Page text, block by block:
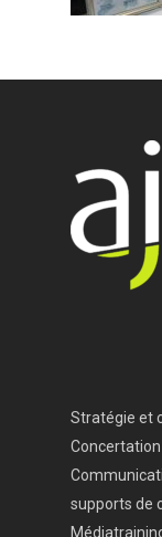
Stratégie et
supports de